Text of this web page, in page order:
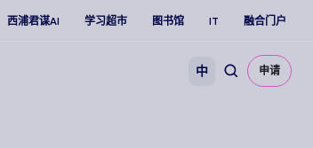
西浦君谋AI 学习超市 图书馆 IT 融合门户
中 申请